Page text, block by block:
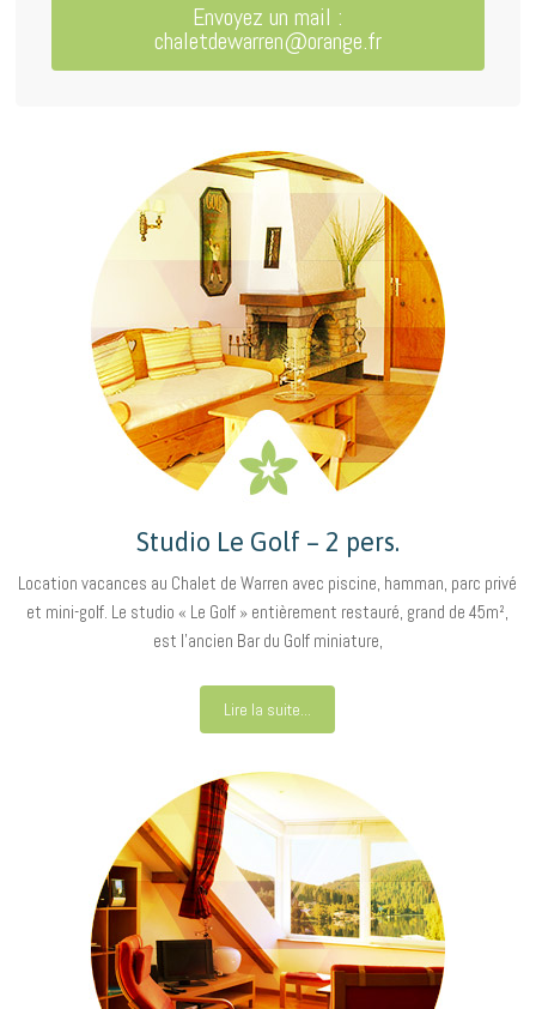
Envoyez un mail :
chaletdewarren@orange.fr
Studio Le Golf – 2 pers.
Location vacances au Chalet de Warren avec piscine, hamman, parc privé
et mini-golf. Le studio « Le Golf » entièrement restauré, grand de 45m²,
est l’ancien Bar du Golf miniature,
Lire la suite...